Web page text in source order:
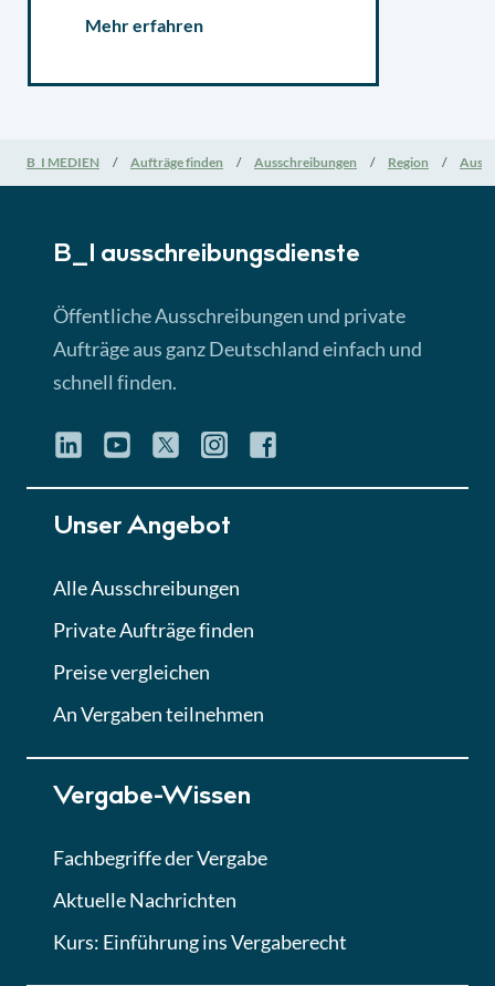
Mehr erfahren
B_I MEDIEN Aufträge finden Ausschreibungen Region
B_I ausschreibungs­dienste
Öffentliche Ausschreibungen und private
Aufträge aus ganz Deutschland einfach und
schnell finden.
Unser Angebot
Alle Ausschreibungen
Private Aufträge finden
Preise vergleichen
An Vergaben teilnehmen
Vergabe-Wissen
Fachbegriffe der Vergabe
Aktuelle Nachrichten
Kurs: Einführung ins Vergaberecht